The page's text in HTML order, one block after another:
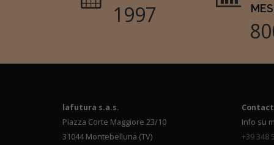
1997
lafutura s.a.s.
Piazza Corte Maggiore 23/10
31044 Montebelluna (TV)
Info su
+39 348